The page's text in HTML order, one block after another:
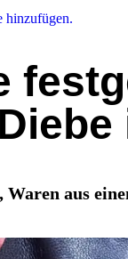
hinzufügen.
aus